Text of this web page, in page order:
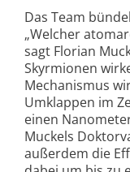
Das Team
„Welcher
sagt Florian
Skyrmionen
Mechanismus
Umklappen im
einen
Muckels
außerdem die